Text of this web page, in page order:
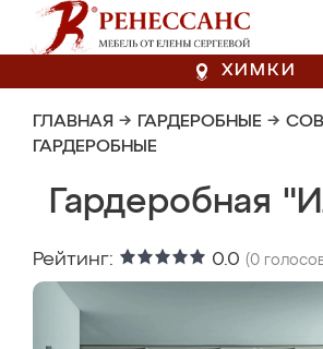
ХИМКИ
ГЛАВНАЯ → ГАРДЕРОБНЫЕ →
ГАРДЕРОБНЫЕ
Гардеробная
Рейтинг: 0.0 (0